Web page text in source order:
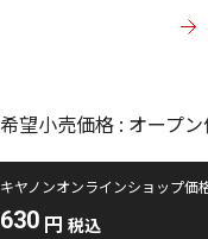
希望小売価格 : オープ
キヤノンオンラインショップ価
630 円 税込